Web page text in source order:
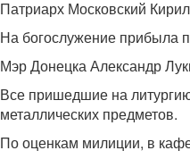
Патриарх Московский
На богослужение прибыла
Мэр Донецка Александр
Все пришедшие на
металлических предметов.
По оценкам милиции, в